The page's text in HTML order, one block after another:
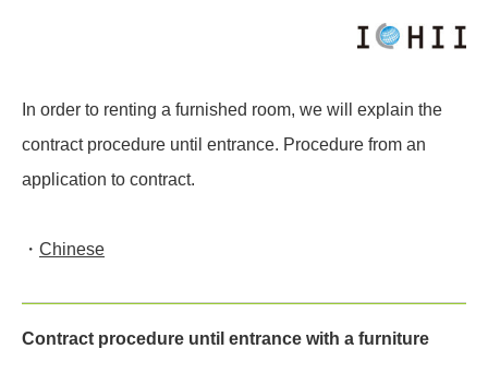
In order to renting a furnished room, we will explain the
contract procedure until entrance. Procedure from an
application to contract.
・ Chinese
Contract procedure until entrance with a furniture